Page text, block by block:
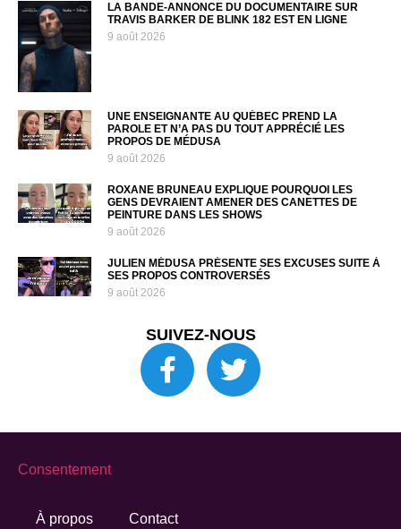
LA BANDE-ANNONCE DU DOCUMENTAIRE SUR
TRAVIS BARKER DE BLINK 182 EST EN LIGNE
9 août 2026
UNE ENSEIGNANTE AU QUÉBEC PREND LA
PAROLE ET N’A PAS DU TOUT APPRÉCIÉ LES
PROPOS DE MÉDUSA
9 août 2026
ROXANE BRUNEAU EXPLIQUE POURQUOI LES
GENS DEVRAIENT AMENER DES CANETTES DE
PEINTURE DANS LES SHOWS
9 août 2026
JULIEN MÉDUSA PRÉSENTE SES EXCUSES SUITE À
SES PROPOS CONTROVERSÉS
9 août 2026
SUIVEZ-NOUS
À propos Contact
Consentement